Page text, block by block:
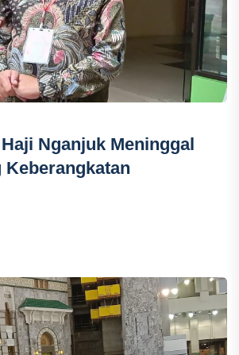
Nganjuk Meninggal
Keberangkatan